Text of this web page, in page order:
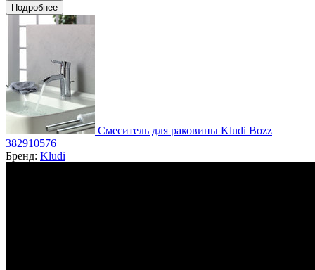
Подробнее
Смеситель для раковины Kludi Bozz
382910576
Бренд: Kludi